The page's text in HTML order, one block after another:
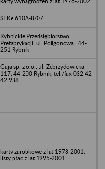
SEKe 610A-8/07
Rybnickie Przedsiębiorstwo
Prefabrykacji, ul. Poligonowa , 44-
251 Rybnik
Gaja sp. z o.o., ul. Zebrzydowicka
117, 44-200 Rybnik, tel./fax 032 42
42 938
karty zarobkowe z lat 1978-2001,
listy płac z lat 1995-2001